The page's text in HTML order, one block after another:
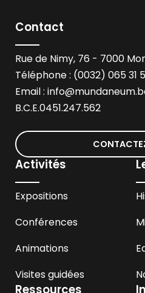
Contact
Rue de Nimy, 76 - 7000
Téléphone : (0032) 065 31
Email :
B.C.E.0451.247.562
Activités
Expositions
Conférences
Animations
Visites guidées
Ressources